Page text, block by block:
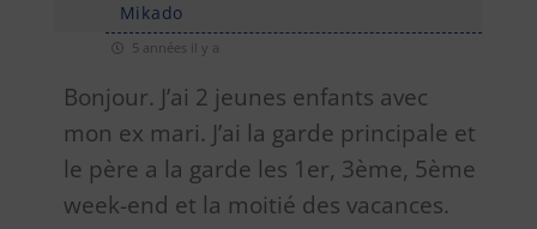
Mikado
5 années il y a
Bonjour. J’ai 2 jeunes enfants avec
mon ex mari. J’ai la garde principale et
le père a la garde les 1er, 3ème, 5ème
week-end et la moitié des vacances.